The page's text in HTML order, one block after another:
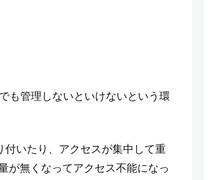
も管理しないといけないという環
いたり、アクセスが集中して重
が無くなってアクセス不能になっ